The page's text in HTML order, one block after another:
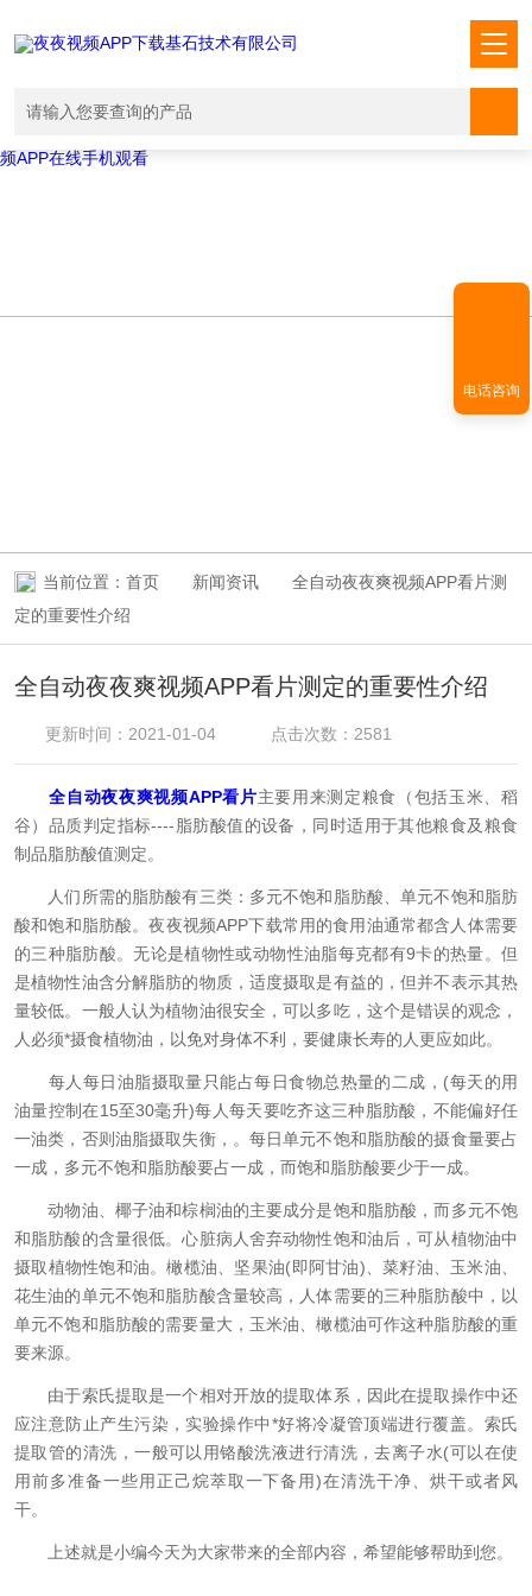
/www/wwwroot/T1.COM/func.phpon line
file_put_contents(./cachefile_yuan/shendoushi.net/cache/f4/4dd21/
failed to open stream: No such file or directory in
/www/wwwroot/T1.COM/func.php
夜夜视频APP下载,夜夜爽视频APP看片,夜夜夜风流视频下载APP,夜夜视
频APP在线手机观看
当前位置： 首页 新闻资讯
全自动夜夜爽视频APP看片测
定的重要性介绍
全自动夜夜爽视频APP看片测定的重要性介绍
更新时间：2021-01-04 点击次数：2581
全自动夜夜爽视频APP看片主要用来测定粮食（包括玉米、稻
谷）品质判定指标----脂肪酸值的设备，同时适用于其他粮食及粮食
制品脂肪酸值测定。
人们所需的脂肪酸有三类：多元不饱和脂肪酸、单元不饱和脂肪
酸和饱和脂肪酸。夜夜视频APP下载常用的食用油通常都含人体需要
的三种脂肪酸。无论是植物性或动物性油脂每克都有9卡的热量。但
是植物性油含分解脂肪的物质，适度摄取是有益的，但并不表示其热
量较低。一般人认为植物油很安全，可以多吃，这个是错误的观念，
人必须*摄食植物油，以免对身体不利，要健康长寿的人更应如此。
每人每日油脂摄取量只能占每日食物总热量的二成，(每天的用
油量控制在15至30毫升)每人每天要吃齐这三种脂肪酸，不能偏好任
一油类，否则油脂摄取失衡，。每日单元不饱和脂肪酸的摄食量要占
一成，多元不饱和脂肪酸要占一成，而饱和脂肪酸要少于一成。
动物油、椰子油和棕榈油的主要成分是饱和脂肪酸，而多元不饱
和脂肪酸的含量很低。心脏病人舍弃动物性饱和油后，可从植物油中
摄取植物性饱和油。橄榄油、坚果油(即阿甘油)、菜籽油、玉米油、
花生油的单元不饱和脂肪酸含量较高，人体需要的三种脂肪酸中，以
单元不饱和脂肪酸的需要量大，玉米油、橄榄油可作这种脂肪酸的重
要来源。
由于索氏提取是一个相对开放的提取体系，因此在提取操作中还
应注意防止产生污染，实验操作中*好将冷凝管顶端进行覆盖。索氏
提取管的清洗，一般可以用铬酸洗液进行清洗，去离子水(可以在使
用前多准备一些用正己烷萃取一下备用)在清洗干净、烘干或者风
干。
上述就是小编今天为大家带来的全部内容，希望能够帮助到您。
电话咨询